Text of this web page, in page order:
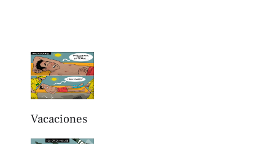
Vacaciones